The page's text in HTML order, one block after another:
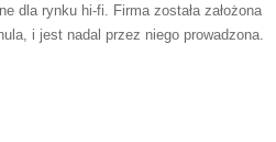
dla rynku hi-fi. Firma została założona
i jest nadal przez niego prowadzona.